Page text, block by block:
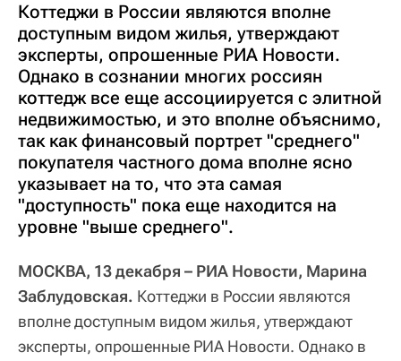
Коттеджи в России являются вполне
доступным видом жилья, утверждают
эксперты, опрошенные РИА Новости.
Однако в сознании многих россиян
коттедж все еще ассоциируется с элитной
недвижимостью, и это вполне объяснимо,
так как финансовый портрет "среднего"
покупателя частного дома вполне ясно
указывает на то, что эта самая
"доступность" пока еще находится на
уровне "выше среднего".
МОСКВА, 13 декабря – РИА Новости, Марина
Заблудовская. Коттеджи в России являются
вполне доступным видом жилья, утверждают
эксперты, опрошенные РИА Новости. Однако в